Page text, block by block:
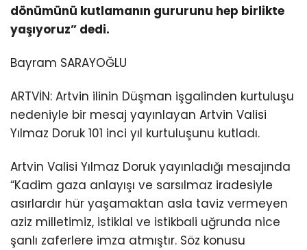
dönümünü kutlamanın gururunu hep birlikte
yaşıyoruz” dedi.
Bayram SARAYOĞLU
ARTVİN: Artvin ilinin Düşman işgalinden kurtuluşu
nedeniyle bir mesaj yayınlayan Artvin Valisi
Yılmaz Doruk 101 inci yıl kurtuluşunu kutladı.
Artvin Valisi Yılmaz Doruk yayınladığı mesajında
“Kadim gaza anlayışı ve sarsılmaz iradesiyle
asırlardır hür yaşamaktan asla taviz vermeyen
aziz milletimiz, istiklal ve istikbali uğrunda nice
şanlı zaferlere imza atmıştır. Söz konusu